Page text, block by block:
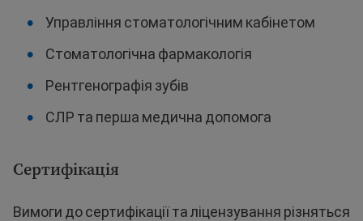
Управління стоматологічним кабінетом
Стоматологічна фармакологія
Рентгенографія зубів
СЛР та перша медична допомога
Сертифікація
Вимоги до сертифікації та ліцензування різняться